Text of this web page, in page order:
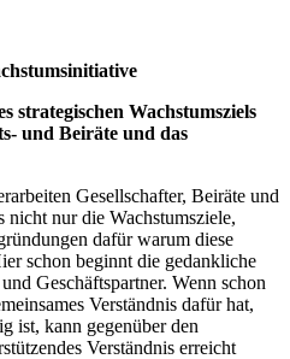
strategischen Wachstumsziels
und Beiräte und das
Gesellschafter, Beiräte und
nicht nur die Wachstumsziele,
dafür warum diese
schon beginnt die gedankliche
Geschäftspartner. Wenn schon
Verständnis dafür hat,
ist, kann gegenüber den
Verständnis erreicht